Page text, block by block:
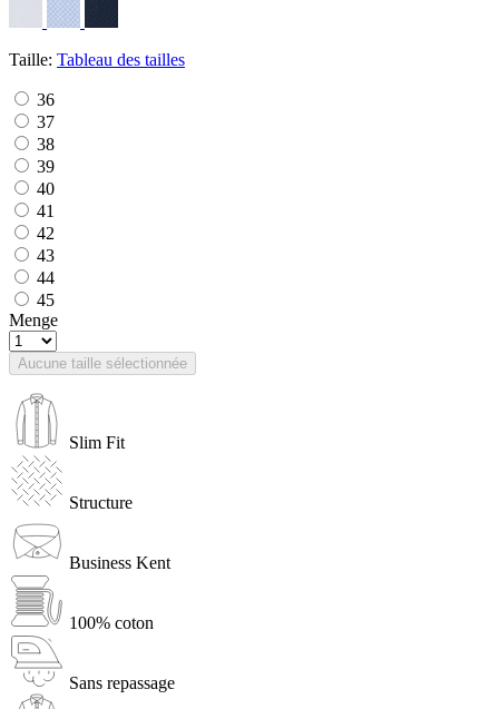
Taille: Tableau des tailles
36
37
38
39
40
41
42
43
44
45
Menge
Aucune taille sélectionnée
Slim Fit
Structure
Business Kent
100% coton
Sans repassage